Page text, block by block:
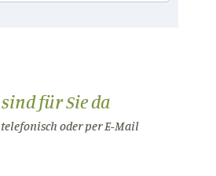
für Sie da
oder per E-Mail